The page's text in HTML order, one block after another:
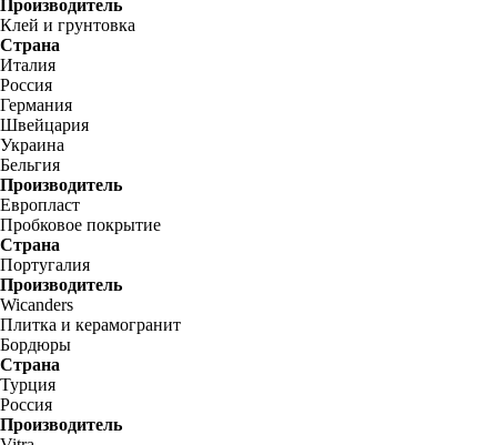
Производитель
Клей и грунтовка
Страна
Италия
Россия
Германия
Швейцария
Украина
Бельгия
Производитель
Европласт
Пробковое покрытие
Страна
Португалия
Производитель
Wicanders
Плитка и керамогранит
Бордюры
Страна
Турция
Россия
Производитель